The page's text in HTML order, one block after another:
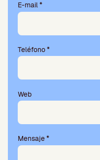
E-mail*
Teléfono*
Web
Mensaje*